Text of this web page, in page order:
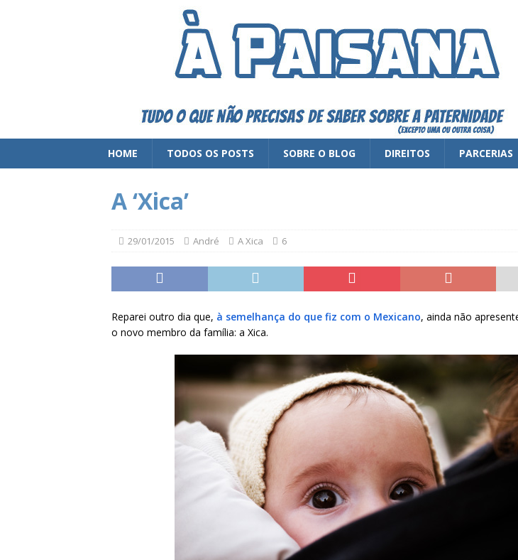
HOME TODOS OS POSTS SOBRE O BLOG DIREITOS PARCERIAS
A ‘Xica’
29/01/2015 André A Xica 6
Reparei outro dia que, à semelhança do que fiz com o Mexicano, ainda não
o novo membro da família: a Xica.